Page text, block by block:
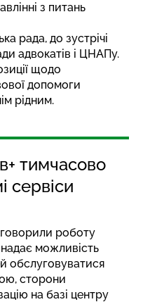
з питань
рада, до зустрічі
адвокатів і ЦНАПу.
щодо
допомоги
рідним.
тимчасово
сервіси
роботу
можливість
обслуговуватися
сторони
на базі центру